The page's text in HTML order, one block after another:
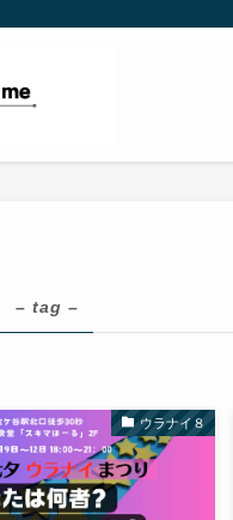
– tag –
ウラナイ８